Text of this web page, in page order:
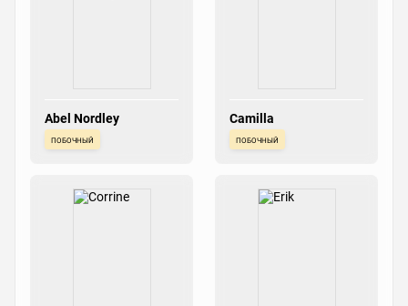
Abel Nordley
побочный
Camilla
побочный